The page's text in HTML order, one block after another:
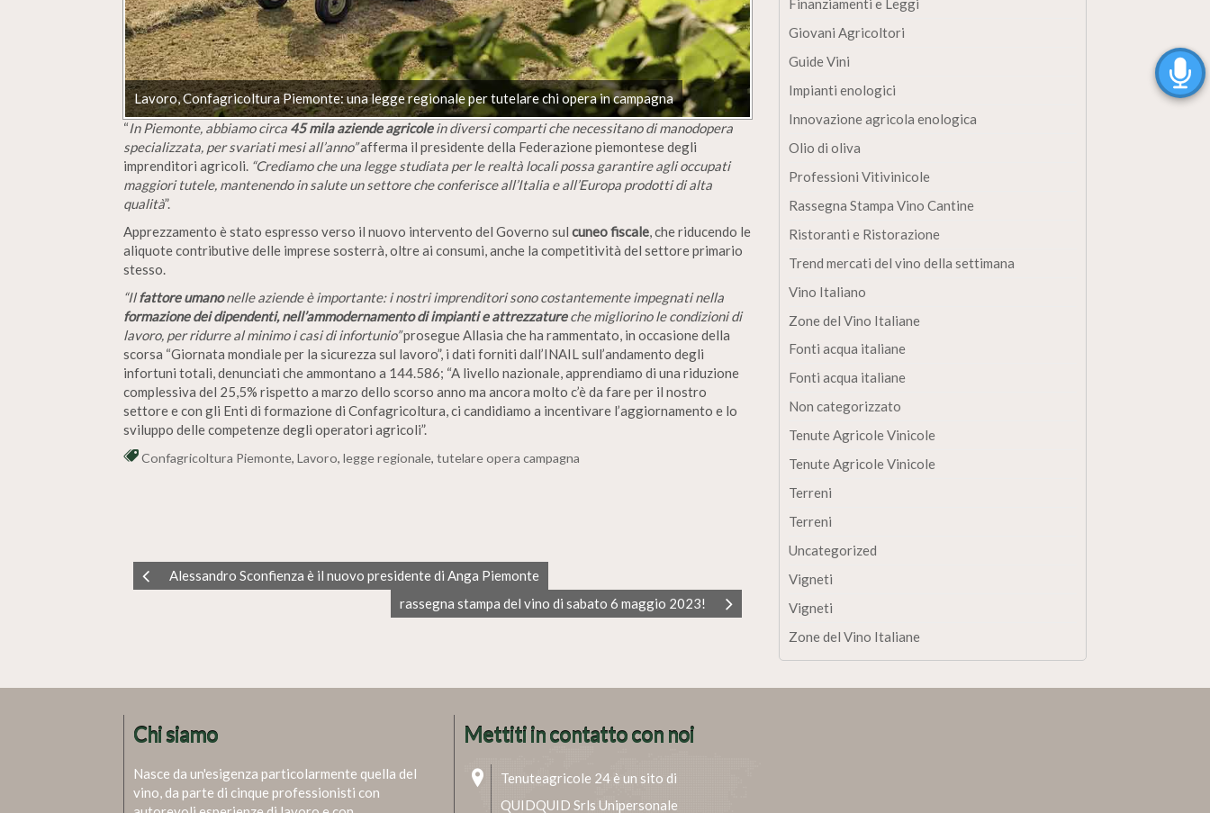
Lavoro, Confagricoltura Piemonte: una legge regionale per tutelare chi opera in campagna
“In Piemonte, abbiamo circa 45 mila aziende agricolein diversi comparti che necessitano di manodopera
specializzata, per svariati mesi all’anno”afferma il presidente della Federazione piemontese degli
imprenditori agricoli. “Crediamo che una legge studiata per le realtà locali possa garantire agli occupati
maggiori tutele, mantenendo in salute un settore che conferisce all’Italia e all’Europa prodotti di alta
qualità”.
Apprezzamento è stato espresso verso il nuovo intervento del Governo sul cuneo fiscale, che riducendo le
aliquote contributive delle imprese sosterrà, oltre ai consumi, anche la competitività del settore primario
stesso.
“Ilfattore umanonelle aziende è importante: i nostri imprenditori sono costantemente impegnati nella
formazione dei dipendenti, nell’ammodernamento di impianti e attrezzatureche migliorino le condizioni di
lavoro, per ridurre al minimo i casi di infortunio”prosegue Allasia che ha rammentato, in occasione della
scorsa “Giornata mondiale per la sicurezza sul lavoro”, i dati forniti dall’INAIL sull’andamento degli
infortuni totali, denunciati che ammontano a 144.586; “A livello nazionale, apprendiamo di una riduzione
complessiva del 25,5% rispetto a marzo dello scorso anno ma ancora molto c’è da fare per il nostro
settore e con gli Enti di formazione di Confagricoltura, ci candidiamo a incentivare l’aggiornamento e lo
sviluppo delle competenze degli operatori agricoli”.
Confagricoltura Piemonte, Lavoro, legge regionale, tutelare opera campagna
Alessandro Sconfienza è il nuovo presidente di Anga Piemonte
rassegna stampa del vino di sabato 6 maggio 2023!
Finanziamenti e Leggi
Giovani Agricoltori
Guide Vini
Impianti enologici
Innovazione agricola enologica
Olio di oliva
Professioni Vitivinicole
Rassegna Stampa Vino Cantine
Ristoranti e Ristorazione
Trend mercati del vino della settimana
Vino Italiano
Zone del Vino Italiane
Fonti acqua italiane
Fonti acqua italiane
Non categorizzato
Tenute Agricole Vinicole
Tenute Agricole Vinicole
Terreni
Terreni
Uncategorized
Vigneti
Vigneti
Zone del Vino Italiane
Chi siamo
Nasce da un'esigenza particolarmente quella del
vino, da parte di cinque professionisti con
Mettiti in contatto con noi
Tenuteagricole 24 è un sito di
QUIDQUID Srls Unipersonale